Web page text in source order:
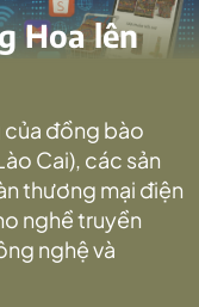
Hoa lên
của đồng bào
Cai), các sản
thương mại điện
nghề truyền
nghệ và